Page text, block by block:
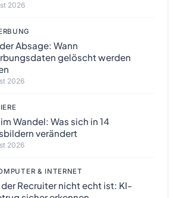
2026
Absage: Wann
gelöscht werden
2026
Wandel: Was sich in 14
verändert
2026
& INTERNET
der Recruiter nicht echt ist: KI-